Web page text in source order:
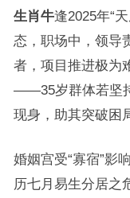
生肖牛逢2025年“
态，职场中，领导
者，项目推进极为
——35岁群体若坚
现身，助其突破困
婚姻宫受“寡宿”影响
历七月易生分居之